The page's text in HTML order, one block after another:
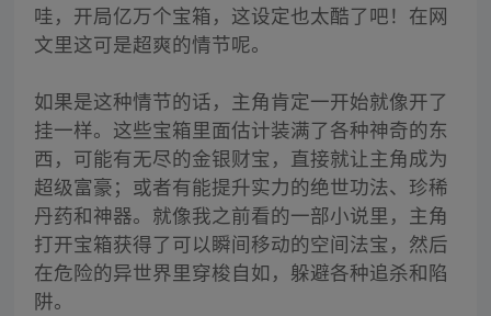
哇，开局亿万个宝箱，这设定也太酷了吧！在网
文里这可是超爽的情节呢。
如果是这种情节的话，主角肯定一开始就像开了
挂一样。这些宝箱里面估计装满了各种神奇的东
西，可能有无尽的金银财宝，直接就让主角成为
超级富豪；或者有能提升实力的绝世功法、珍稀
丹药和神器。就像我之前看的一部小说里，主角
打开宝箱获得了可以瞬间移动的空间法宝，然后
在危险的异世界里穿梭自如，躲避各种追杀和陷
阱。